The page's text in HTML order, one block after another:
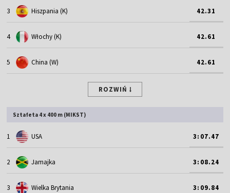
3 Hiszpania (K) 42.31
4 Włochy (K) 42.61
5 China (W) 42.61
ROZWIŃ
Sztafeta 4 x 400 m (MIKST)
1 USA 3:07.47
2 Jamajka 3:08.24
3 Wielka Brytania 3:09.84